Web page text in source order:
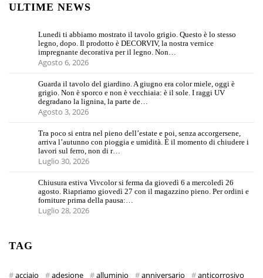
ULTIME NEWS
Lunedi ti abbiamo mostrato il tavolo grigio. Questo è lo stesso
legno, dopo. Il prodotto è DECORVIV, la nostra vernice
impregnante decorativa per il legno. Non…
Agosto 6, 2026
Guarda il tavolo del giardino. A giugno era color miele, oggi è
grigio. Non è sporco e non è vecchiaia: è il sole. I raggi UV
degradano la lignina, la parte de…
Agosto 3, 2026
Tra poco si entra nel pieno dell’estate e poi, senza accorgersene,
arriva l’autunno con pioggia e umidità. È il momento di chiudere i
lavori sul ferro, non di r…
Luglio 30, 2026
Chiusura estiva Vivcolor si ferma da giovedì 6 a mercoledì 26
agosto. Riapriamo giovedì 27 con il magazzino pieno. Per ordini e
forniture prima della pausa:…
Luglio 28, 2026
TAG
acciaio adesione alluminio anniversario anticorrosivo